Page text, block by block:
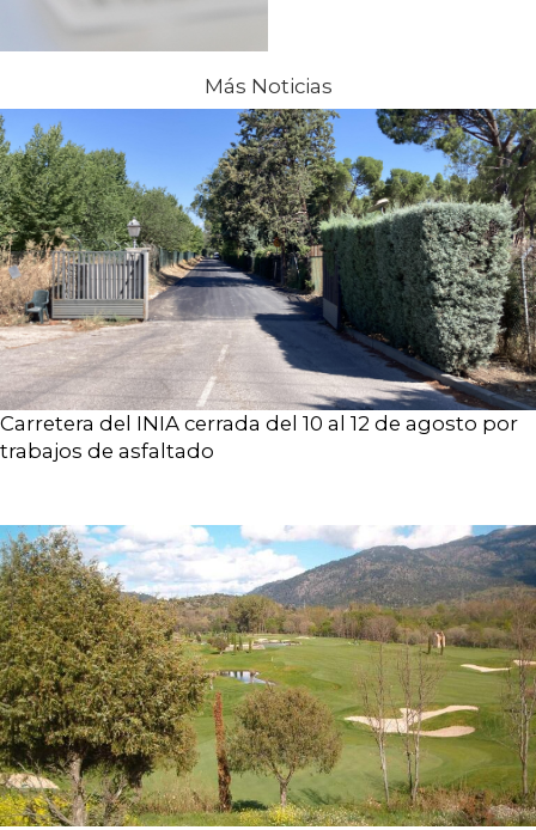
Más Noticias
Carretera del INIA cerrada del 10 al 12 de agosto por
trabajos de asfaltado